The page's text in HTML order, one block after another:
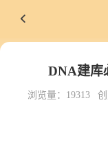
DNA建库
浏览量：19313